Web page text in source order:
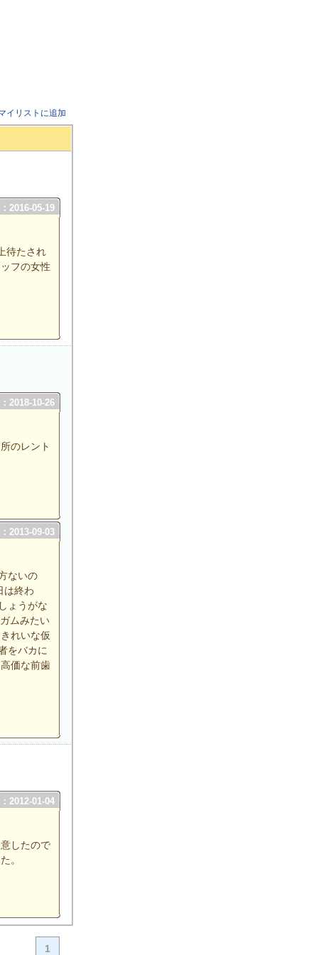
イリストに追加
2016-05-19
待たされ
フの女性
2018-10-26
のレント
2013-09-03
ないの
は終わ
ょうがな
ムみたい
れいな仮
をバカに
価な前歯
2012-01-04
したので
。
1